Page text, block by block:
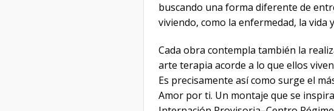
buscando una forma diferente de
viviendo, como la enfermedad, la vida
Cada obra contempla también la
arte terapia acorde a lo que ellos
Es precisamente así como surge el
Amor por ti. Un montaje que se